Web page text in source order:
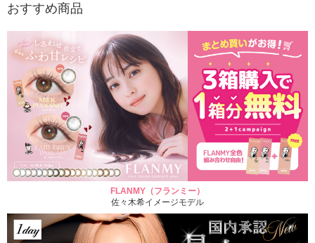
おすすめ商品
FLANMY（フランミー）
佐々木希イメージモデル